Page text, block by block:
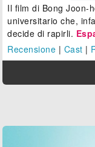
Il film di Bong Joon-
universitario che,
decide di rapirli.
Recensione | Cast |